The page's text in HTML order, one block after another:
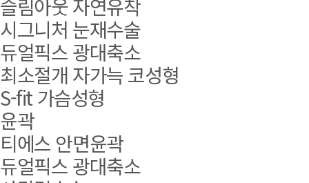
슬림아웃 자연유착
시그니처 눈재수술
듀얼픽스 광대축소
최소절개 자가늑 코성형
S-fit 가슴성형
윤곽
티에스 안면윤곽
듀얼픽스 광대축소